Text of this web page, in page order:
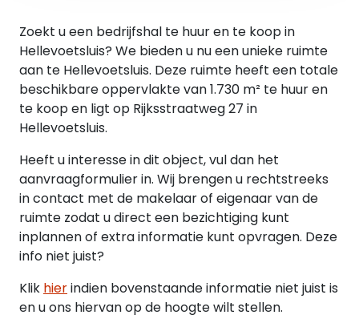
Voorwaarden
Alle door Brantjes Bedrijfsmakelaars en de
verhuurder verstrekte informatie moet uitsluitend
gezien worden als een uitnodiging tot nader
overleg c.q. tot het uitbrengen van een bod.
mogelijke weergave van de beschikbare
gegevens, moet er van worden uitgegaan dat
bovenstaande slechts indicatief is. De gegevens
(bedragen, jaartallen, omschrijvingen, etc.) kunnen
zijn verkregen door mondelinge overdracht. Een
kandidaat huurder heeft zijn eigen
onderzoeksplicht naar alle zaken die voor hem
van belang zijn. Onze opdrachtgever stelt
uitdrukkelijk dat een overeenkomst niet eerder tot
Zoekt u een bedrijfshal te huur en te koop in
Hellevoetsluis? We bieden u nu een unieke ruimte
aan te Hellevoetsluis. Deze ruimte heeft een totale
beschikbare oppervlakte van 1.730 m² te huur en
te koop en ligt op Rijksstraatweg 27 in
Hellevoetsluis.
Heeft u interesse in dit object, vul dan het
aanvraagformulier in. Wij brengen u rechtstreeks
in contact met de makelaar of eigenaar van de
ruimte zodat u direct een bezichtiging kunt
inplannen of extra informatie kunt opvragen. Deze
info niet juist?
Klik hierindien bovenstaande informatie niet juist is
en u ons hiervan op de hoogte wilt stellen.